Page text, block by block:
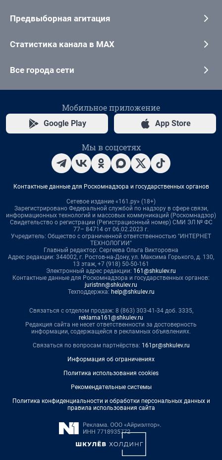
Предвыборная агитация
Статистика канала в MAX
Все города сети
Мобильное приложение
Google Play App Store
Мы в соцсетях
Контактные данные для Роскомнадзора и государственных органов
Сетевое издание «161.ру» (18+)
Зарегистрировано Федеральной службой по надзору в сфере связи,
информационных технологий и массовых коммуникаций (Роскомнадзор)
Свидетельство о регистрации (Регистрационный номер) СМИ ЭЛ № ФС
77– 84714 от 06.02.2023 г.
Учредитель: Общество с ограниченной ответственностью "ИНТЕРНЕТ
ТЕХНОЛОГИИ"
Главный редактор: Сергеева Ольга Викторовна
Адрес редакции: 344002, г. Ростов-на-Дону, ул. Максима Горького, д. 130,
13 этаж, +7 (918) 50-50-161
Электронный адрес редакции: 161@shkulev.ru
Контактные данные для Роскомнадзора и государственных органов:
juristnn@shkulev.ru
Техподдержка: help@shkulev.ru
Связаться с отделом продаж: 8 (863) 303-41-34 доб. 3335,
reklama161@shkulev.ru
Редакция сайта не несет ответственности за достоверность
информации, содержащейся в рекламных объявлениях.
Связаться по вопросам партнёрства: 161pr@shkulev.ru
Информация об ограничениях
Политика использования cookies
Рекомендательные системы
Политика конфиденциальности и обработки персональных данных и
правила использования сайта